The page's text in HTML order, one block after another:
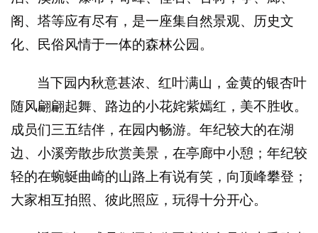
阁、塔等应有尽有，是一座集自然景观、历史文
化、民俗风情于一体的森林公园。
当下园内秋意甚浓、红叶满山，金黄的银杏叶
随风翩翩起舞、路边的小花姹紫嫣红，美不胜收。
成员们三五结伴，在园内畅游。年纪较大的在湖
边、小溪旁散步欣赏美景，在亭廊中小憩；年纪较
轻的在蜿蜒曲崎的山路上有说有笑，向顶峰攀登；
大家相互拍照、彼此照应，玩得十分开心。